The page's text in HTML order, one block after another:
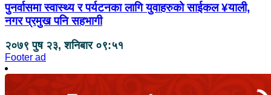
पुनर्वासमा स्वास्थ्य र पर्यटनका लागि युवाहरुको साईकल ¥याली,
नगर प्रमुख पनि सहभागी
२०७९ पुष २३, शनिबार ०९:५१
Footer ad